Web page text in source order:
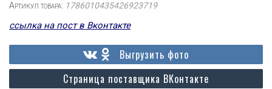
Артикул товара: 1786010435426923719
ссылка на пост в Вконтакте
Страница поставщика ВКонтакте
Выгрузить фото